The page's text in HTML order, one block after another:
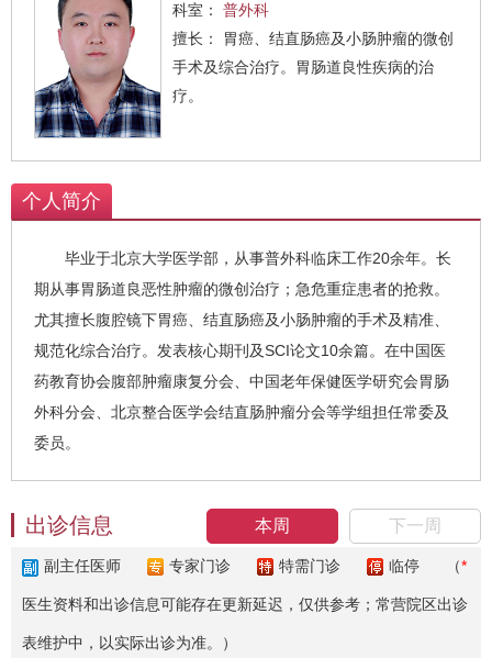
科室： 普外科
擅长： 胃癌、结直肠癌及小肠肿瘤的微创
手术及综合治疗。胃肠道良性疾病的治
疗。
个人简介
毕业于北京大学医学部，从事普外科临床工作20余年。长
期从事胃肠道良恶性肿瘤的微创治疗；急危重症患者的抢救。
尤其擅长腹腔镜下胃癌、结直肠癌及小肠肿瘤的手术及精准、
规范化综合治疗。发表核心期刊及SCI论文10余篇。在中国医
药教育协会腹部肿瘤康复分会、中国老年保健医学研究会胃肠
外科分会、北京整合医学会结直肠肿瘤分会等学组担任常委及
委员。
本周 下一周
出诊信息
副主任医师 专家门诊 特需门诊 临停 （*
医生资料和出诊信息可能存在更新延迟，仅供参考；常营院区出诊
表维护中，以实际出诊为准。）